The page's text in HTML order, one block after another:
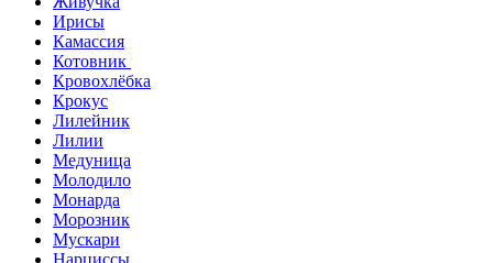
Ирисы
Камассия
Котовник
Кровохлёбка
Крокус
Лилейник
Лилии
Медуница
Молодило
Монарда
Морозник
Мускари